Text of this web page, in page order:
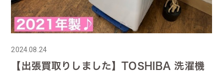
2024.08.24
【出張買取りしました】TOSHIBA 洗濯機